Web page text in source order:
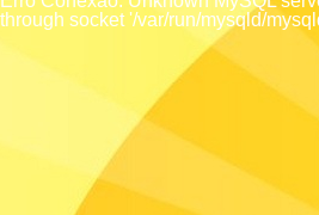
through socket '/var/run/mysqld/